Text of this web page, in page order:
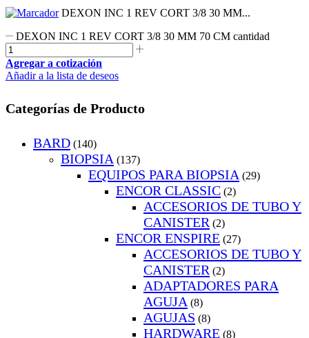
DEXON INC 1 REV CORT 3/8 30 MM...
DEXON INC 1 REV CORT 3/8 30 MM 70 CM cantidad
Agregar a cotización
Añadir a la lista de deseos
Categorías de Producto
BARD (140)
BIOPSIA (137)
EQUIPOS PARA BIOPSIA (29)
ENCOR CLASSIC (2)
ACCESORIOS DE TUBO Y
CANISTER (2)
ENCOR ENSPIRE (27)
ACCESORIOS DE TUBO Y
CANISTER (2)
ADAPTADORES PARA
AGUJA (8)
AGUJAS (8)
HARDWARE (8)